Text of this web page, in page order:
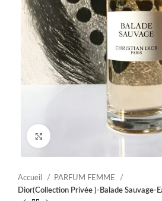
Accueil
PARFUM FEMME
Dior(Collection Privée )-Balade Sauvage-